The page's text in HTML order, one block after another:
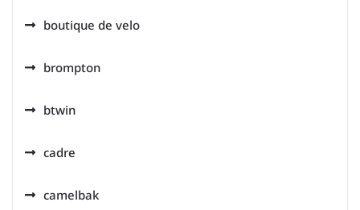
boutique de velo
brompton
btwin
cadre
camelbak